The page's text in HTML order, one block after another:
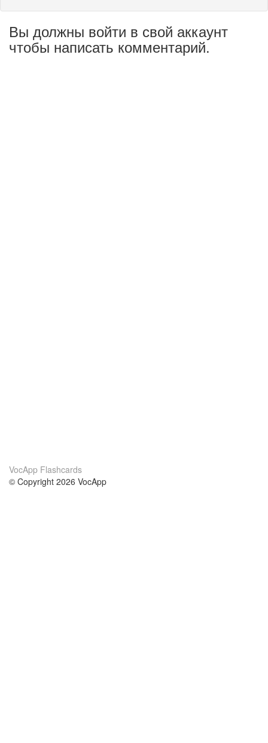
Вы должны войти в свой аккаунт
чтобы написать комментарий.
VocApp Flashcards
© Copyright 2026 VocApp